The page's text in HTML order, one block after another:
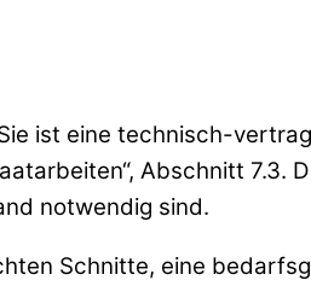
ist eine technisch-
Abschnitt 7.3.
notwendig sind.
Schnitte, eine